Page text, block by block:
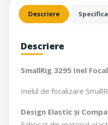
Descriere
Descriere
SmallRig 3295 Inel
Inelul de focalizare
Design Elastic și